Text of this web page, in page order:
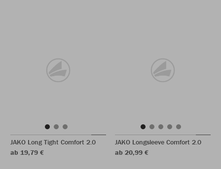
JAKO Long Tight Comfort 2.0
ab 19,79 €
JAKO Longsleeve Comfort 2.0
ab 20,99 €